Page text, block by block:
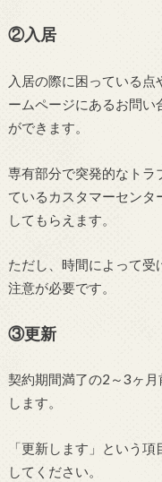
②入居
入居の際に困っている
ームページにあるお問い
ができます。
専有部分で突発的なトラ
ているカスタマーセンタ
してもらえます。
ただし、時間によって受
注意が必要です。
③更新
契約期間満了の2～3ヶ
します。
「更新します」という
してください。